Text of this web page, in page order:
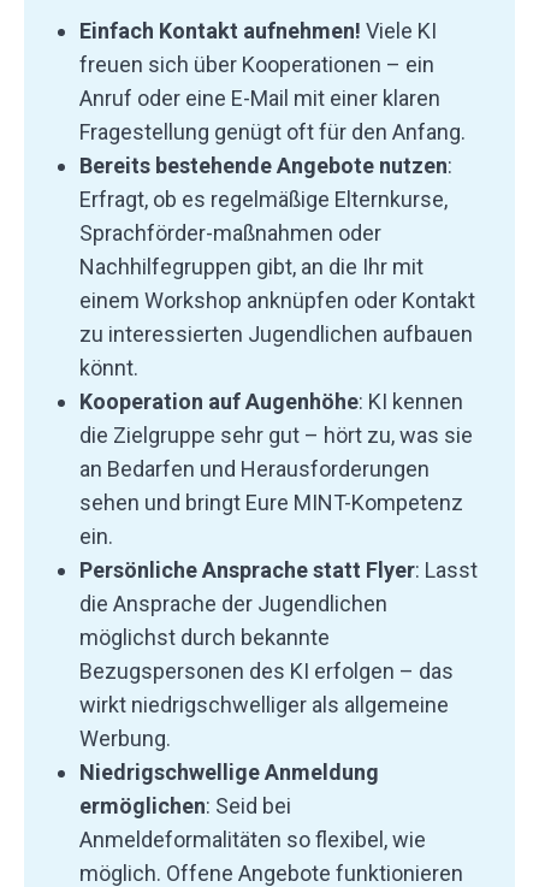
Einfach Kontakt aufnehmen! Viele KI
freuen sich über Kooperationen – ein
Anruf oder eine E-Mail mit einer klaren
Fragestellung genügt oft für den Anfang.
Bereits bestehende Angebote nutzen:
Erfragt, ob es regelmäßige Elternkurse,
Sprachförder-maßnahmen oder
Nachhilfegruppen gibt, an die Ihr mit
einem Workshop anknüpfen oder Kontakt
zu interessierten Jugendlichen aufbauen
könnt.
Kooperation auf Augenhöhe: KI kennen
die Zielgruppe sehr gut – hört zu, was sie
an Bedarfen und Herausforderungen
sehen und bringt Eure MINT-Kompetenz
ein.
Persönliche Ansprache statt Flyer: Lasst
die Ansprache der Jugendlichen
möglichst durch bekannte
Bezugspersonen des KI erfolgen – das
wirkt niedrigschwelliger als allgemeine
Werbung.
Niedrigschwellige Anmeldung
ermöglichen: Seid bei
Anmeldeformalitäten so flexibel, wie
möglich. Offene Angebote funktionieren